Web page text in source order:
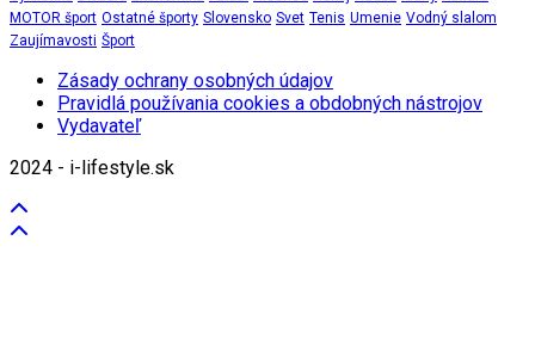
MOTOR šport Ostatné športy Slovensko Svet Tenis Umenie Vodný slalom
Zaujímavosti Šport
Zásady ochrany osobných údajov
Pravidlá používania cookies a obdobných nástrojov
Vydavateľ
2024 - i-lifestyle.sk